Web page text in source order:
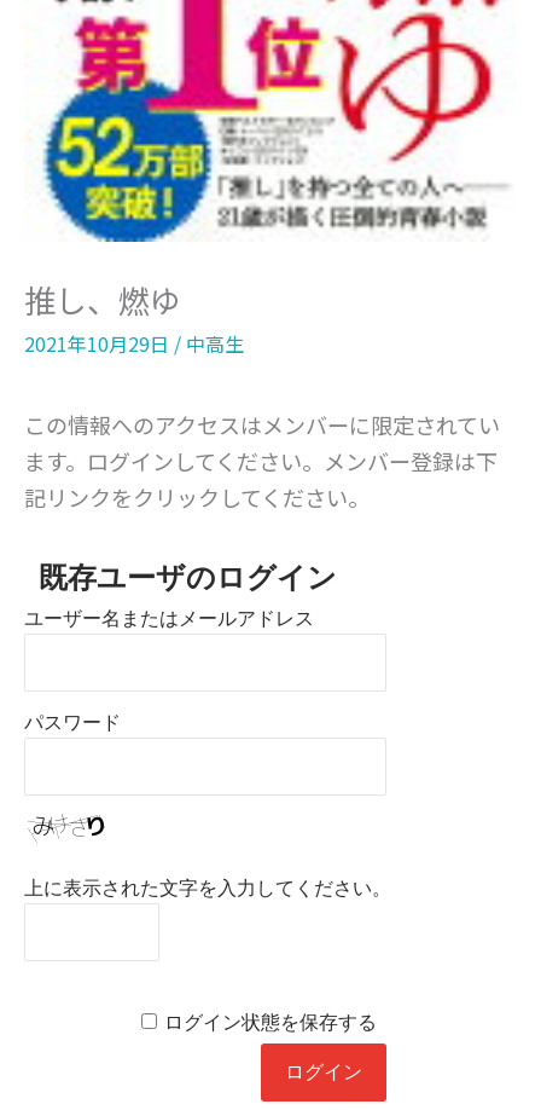
推し、燃ゆ
2021年10月29日 / 中高生
この情報へのアクセスはメンバーに限定されてい
ます。ログインしてください。メンバー登録は下
記リンクをクリックしてください。
既存ユーザのログイン
ユーザー名またはメールアドレス
パスワード
上に表示された文字を入力してください。
ログイン状態を保存する